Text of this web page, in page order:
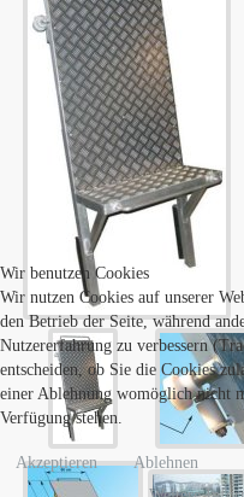
Wir benutzen Cookies
Wir nutzen Cookies auf unserer
den Betrieb der Seite, während
Nutzererfahrung zu verbessern
entscheiden, ob Sie die Cookies
einer Ablehnung womöglich nicht
Verfügung stehen.
Akzeptieren
Ablehnen